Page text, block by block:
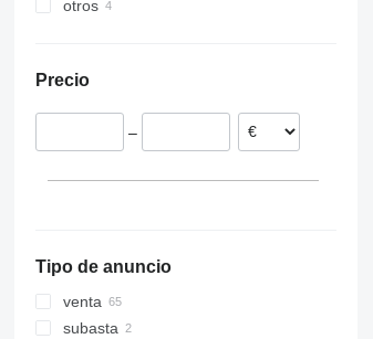
308
313
314
320
321
322
409
435S
436
8025
8026
8030
2630
3369
3394
R-series
Toucan
PR
L-series
XM
XS
XZ
Austria
Kazajistán
Israel
otros
Precio
–
Tipo de anuncio
venta
subasta